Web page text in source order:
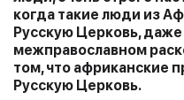
когда такие люди из
Русскую Церковь,
межправославном
том, что африканские
Русскую Церковь.